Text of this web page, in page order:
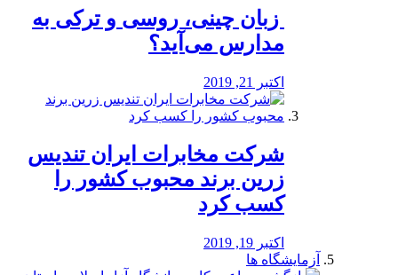
️ زبان چینی، روسی و ترکی به
مدارس می‌آید؟
اکتبر 21, 2019
شرکت مخابرات ایران تندیس
زرین برند محبوب کشور را
کسب کرد
اکتبر 19, 2019
آزمایشگاه ها